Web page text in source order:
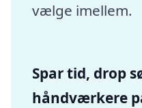
vælge imellem.
Spar tid, drop
håndværkere